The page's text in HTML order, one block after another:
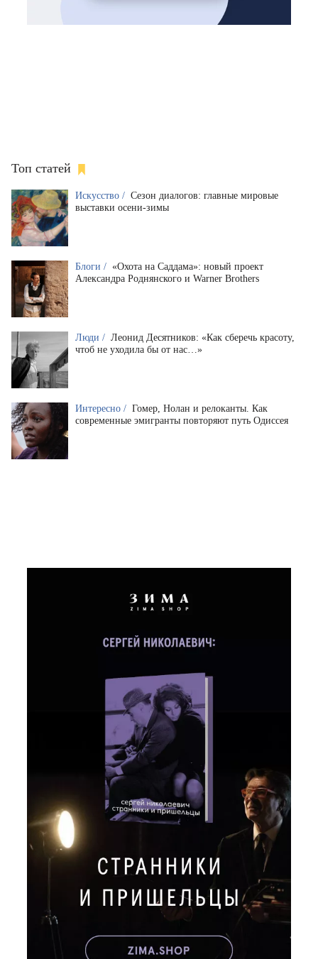
Топ статей
Искусство / Сезон диалогов: главные мировые
выставки осени-зимы
Блоги / «Охота на Саддама»: новый проект
Александра Роднянского и Warner Brothers
Люди / Леонид Десятников: «Как сберечь красоту,
чтоб не уходила бы от нас…»
Интересно / Гомер, Нолан и релоканты. Как
современные эмигранты повторяют путь Одиссея